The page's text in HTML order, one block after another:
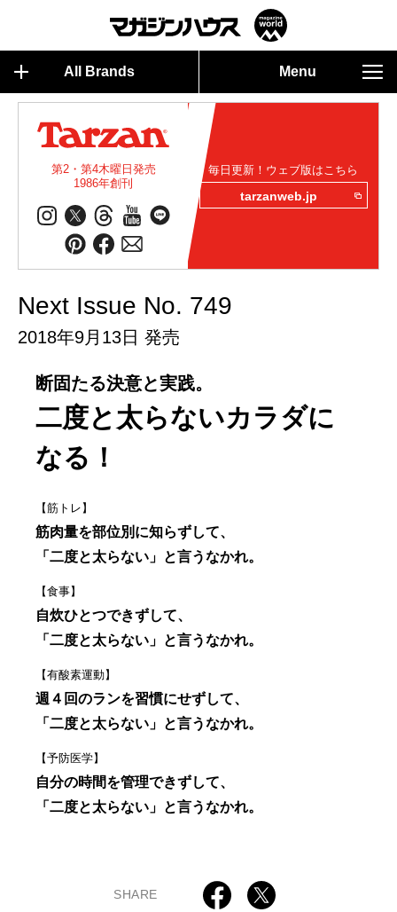
All Brands Menu
第2・第4木曜日発売
1986年創刊
毎日更新！ウェブ版はこちら
tarzanweb.jp
Next Issue No. 749
2018年9月13日 発売
断固たる決意と実践。
二度と太らないカラダに
なる！
【筋トレ】
筋肉量を部位別に知らずして、
「二度と太らない」と言うなかれ。
【食事】
自炊ひとつできずして、
「二度と太らない」と言うなかれ。
【有酸素運動】
週４回のランを習慣にせずして、
「二度と太らない」と言うなかれ。
【予防医学】
自分の時間を管理できずして、
「二度と太らない」と言うなかれ。
SHARE